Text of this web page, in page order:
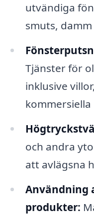
utvändiga
smuts,
Tjänster för
inklusive
kommersiella
och andra
att avlägsna
Användning
produkter: